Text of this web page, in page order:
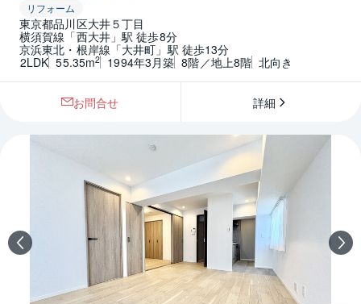
リフォーム
東京都品川区大井５丁目
横須賀線「西大井」駅 徒歩8分
京浜東北・根岸線「大井町」駅 徒歩13分
2LDK 55.35m2 1994年3月築 8階／地上8階 北向き
お問合せ 詳細